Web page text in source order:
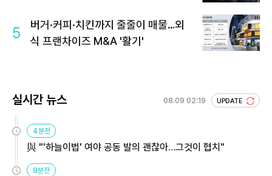
5
버거·커피·치킨까지 줄줄이 매물…외
식 프랜차이즈 M&A '활기'
실시간 뉴스 08.09 02:19 UPDATE
4분전
與 "'하늘이법' 여야 공동 발의 괜찮아…그것이 협치"
9분전